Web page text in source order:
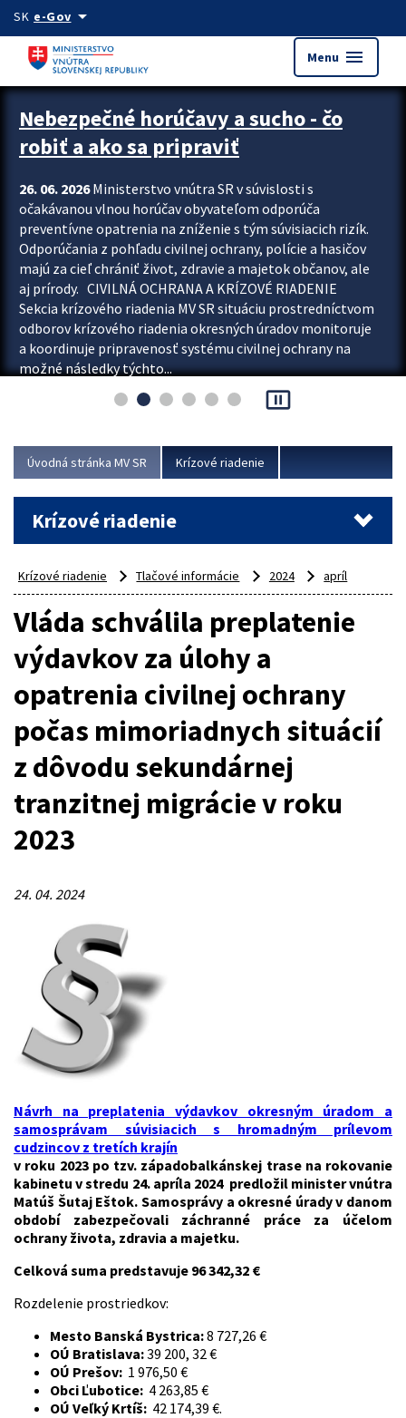
Preskocit na hlavný obsah
SK e-Govarrow_drop_down
Menu menu
Zastavit automatický posun upútavok
Nebezpečné horúčavy a sucho - čo
robiť a ako sa pripraviť
26. 06. 2026Ministerstvo vnútra SR v súvislosti s
očakávanou vlnou horúčav obyvateľom odporúča
preventívne opatrenia na zníženie s tým súvisiacich rizík.
Odporúčania z pohľadu civilnej ochrany, polície a hasičov
majú za cieľ chrániť život, zdravie a majetok občanov, ale
aj prírody. CIVILNÁ OCHRANA A KRÍZOVÉ RIADENIE
Sekcia krízového riadenia MV SR situáciu prostredníctvom
odborov krízového riadenia okresných úradov monitoruje
a koordinuje pripravenosť systému civilnej ochrany na
možné následky týchto...
pause_presentation
Úvodná stránka MV SR Krízové riadenie
Krízové riadenie
Krízové riadenie Tlačové informácie 2024 apríl
Vláda schválila preplatenie
výdavkov za úlohy a
opatrenia civilnej ochrany
počas mimoriadnych situácií
z dôvodu sekundárnej
tranzitnej migrácie v roku
2023
24. 04. 2024
Návrh na preplatenia výdavkov okresným úradom a
samosprávam súvisiacich s hromadným prílevom
cudzincov z tretích krajín
v roku 2023 po tzv. západobalkánskej trase na rokovanie
kabinetu v stredu 24. apríla 2024 predložil minister vnútra
Matúš Šutaj Eštok. Samosprávy a okresné úrady v danom
období zabezpečovali záchranné práce za účelom
ochrany života, zdravia a majetku.
Celková suma predstavuje 96 342,32 €
Rozdelenie prostriedkov:
Mesto Banská Bystrica:8 727,26 €
OÚ Bratislava:39 200, 32 €
OÚ Prešov: 1 976,50 €
Obci Ľubotice: 4 263,85 €
OÚ Veľký Krtíš: 42 174,39 €.